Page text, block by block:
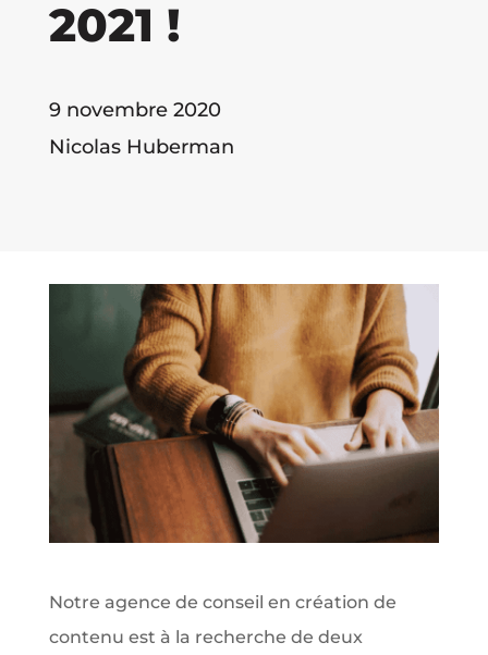
2021 !
9 novembre 2020
Nicolas Huberman
Notre agence de conseil en création de
contenu est à la recherche de deux